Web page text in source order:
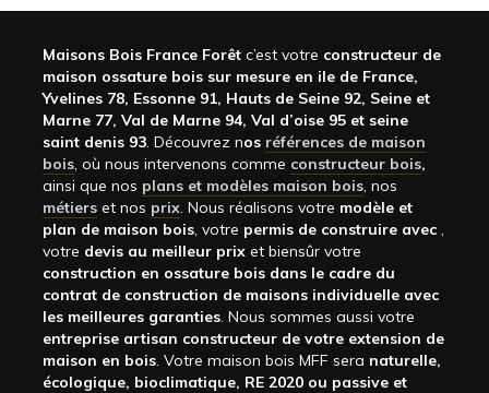
Maisons Bois France Forêt c’est votre constructeur de
maison ossature bois sur mesure en ile de France,
Yvelines 78, Essonne 91, Hauts de Seine 92, Seine et
Marne 77, Val de Marne 94, Val d’oise 95 et seine
saint denis 93. Découvrez nos références de maison
bois, où nous intervenons comme constructeur bois,
ainsi que nos plans et modèles maison bois, nos
métiers et nos prix. Nous réalisons votre modèle et
plan de maison bois, votre permis de construire avec ,
votre devis au meilleur prix et biensûr votre
construction en ossature bois dans le cadre du
contrat de construction de maisons individuelle avec
les meilleures garanties. Nous sommes aussi votre
entreprise artisan constructeur de votre extension de
maison en bois. Votre maison bois MFF sera naturelle,
écologique, bioclimatique, RE 2020 ou passive et